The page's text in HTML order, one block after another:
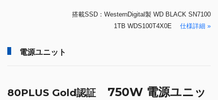
搭載SSD：WesternDigital製 WD BLACK SN7100
1TB WDS100T4X0E 仕様詳細 »
電源ユニット
80PLUS Gold認証 750W 電源ユニッ